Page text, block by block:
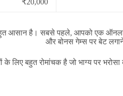
₹20,000
आसान है। सबसे पहले, आपको एक
और बोनस गेम्स पर बेट
के लिए बहुत रोमांचक है जो भाग्य पर